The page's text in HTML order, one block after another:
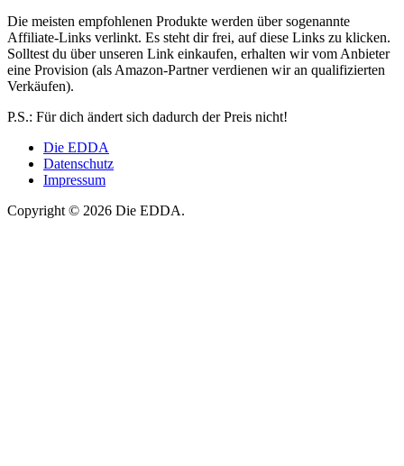
Die meisten empfohlenen Produkte werden über sogenannte
Affiliate-Links verlinkt. Es steht dir frei, auf diese Links zu klicken.
Solltest du über unseren Link einkaufen, erhalten wir vom Anbieter
eine Provision (als Amazon-Partner verdienen wir an qualifizierten
Verkäufen).
P.S.: Für dich ändert sich dadurch der Preis nicht!
Die EDDA
Datenschutz
Impressum
Copyright © 2026 Die EDDA.